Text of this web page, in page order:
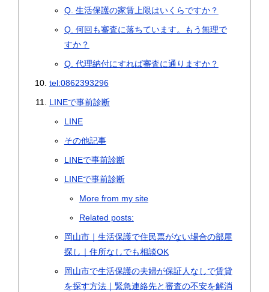
Q. 生活保護の家賃上限はいくらですか？
Q. 何回も審査に落ちています。もう無理で
すか？
Q. 代理納付にすれば審査に通りますか？
tel:0862393296
LINEで事前診断
LINE
その他記事
LINEで事前診断
LINEで事前診断
More from my site
Related posts:
岡山市｜生活保護で住民票がない場合の部屋
探し｜住所なしでも相談OK
岡山市で生活保護の夫婦が保証人なしで賃貸
を探す方法｜緊急連絡先と審査の不安を解消